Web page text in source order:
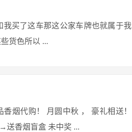
买了这车那这公家车牌也就属于我
货色所以 ...
烟代购！ 月圆中秋 ， 豪礼相送！
送香烟盲盒 未中奖 ...